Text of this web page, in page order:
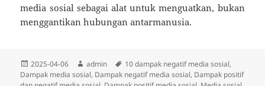
media sosial sebagai alat untuk menguatkan, bukan
menggantikan hubungan antarmanusia.
Diposkan
pada
2025-04-06 Penulis
admin Tag
10 dampak negatif media sosial,
Dampak media sosial, Dampak negatif media sosial, Dampak positif